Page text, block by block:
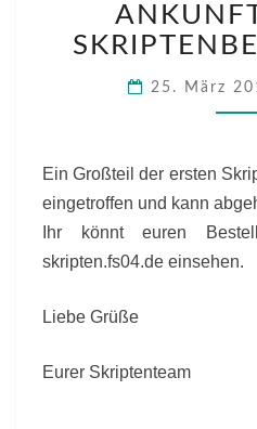
1.
25. März
Ein Großteil der ersten
eingetroffen und kann
Ihr könnt euren
skripten.fs04.de einsehen.
Liebe Grüße
Eurer Skriptenteam